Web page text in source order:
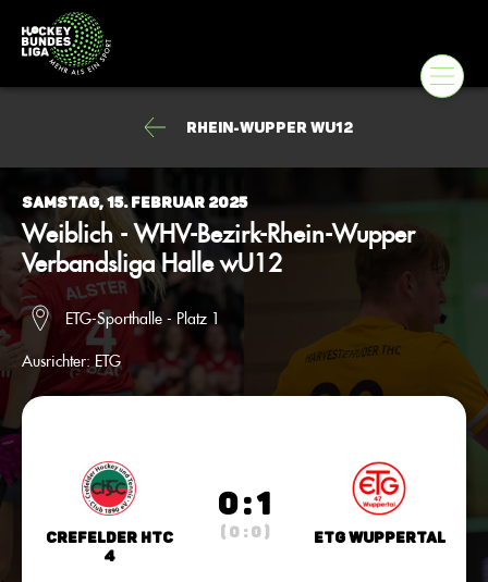
Rhein-Wupper wU12
Samstag, 15. Februar 2025
Weiblich - WHV-Bezirk-Rhein-Wupper
Verbandsliga Halle wU12
ETG-Sporthalle - Platz 1
Ausrichter: ETG
Crefelder HTC
4
0 : 1
( 0 : 0 ) ETG Wuppertal